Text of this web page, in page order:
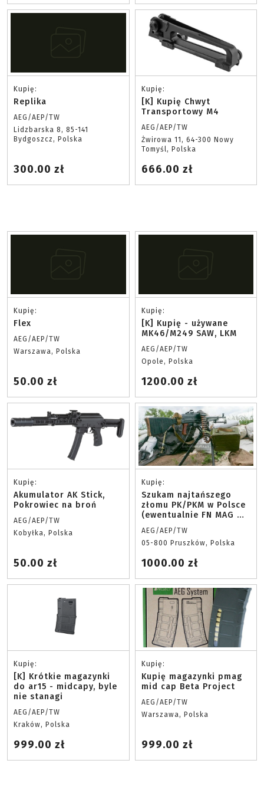
Kupię:
Replika
AEG/AEP/TW
Lidzbarska 8, 85-141
Bydgoszcz, Polska
300.00 zł
Kupię:
[K] Kupię Chwyt
Transportowy M4
AEG/AEP/TW
Żwirowa 11, 64-300 Nowy
Tomyśl, Polska
666.00 zł
Kupię:
Flex
AEG/AEP/TW
Warszawa, Polska
50.00 zł
Kupię:
[K] Kupię - używane
MK46/M249 SAW, LKM
AEG/AEP/TW
Opole, Polska
1200.00 zł
Kupię:
Akumulator AK Stick,
Pokrowiec na broń
AEG/AEP/TW
Kobyłka, Polska
50.00 zł
Kupię:
Szukam najtańszego
złomu PK/PKM w Polsce
(ewentualnie FN MAG w
każdym stanie)
AEG/AEP/TW
05-800 Pruszków, Polska
1000.00 zł
Kupię:
[K] Krótkie magazynki
do ar15 - midcapy, byle
nie stanagi
AEG/AEP/TW
Kraków, Polska
999.00 zł
Kupię:
Kupię magazynki pmag
mid cap Beta Project
AEG/AEP/TW
Warszawa, Polska
999.00 zł